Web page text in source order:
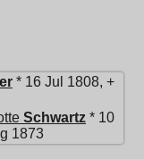
* 16 Jul 1808, +
Schwartz * 10
1873